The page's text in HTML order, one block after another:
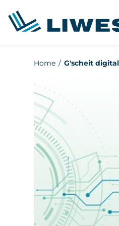
Home G'scheit digital